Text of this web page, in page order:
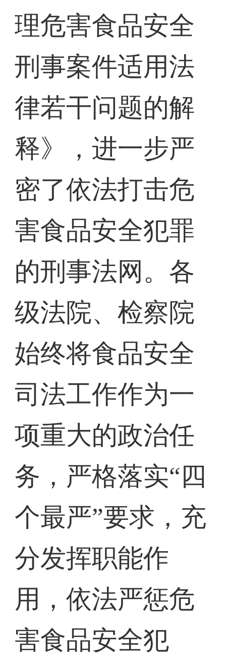
理危害食品安全
刑事案件适用法
律若干问题的解
释》，进一步严
密了依法打击危
害食品安全犯罪
的刑事法网。各
级法院、检察院
始终将食品安全
司法工作作为一
项重大的政治任
务，严格落实“四
个最严”要求，充
分发挥职能作
用，依法严惩危
害食品安全犯